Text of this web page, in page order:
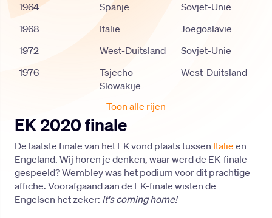
1964
Spanje
Sovjet-Unie
1968
Italië
Joegoslavië
1972
West-Duitsland
Sovjet-Unie
1976
Tsjecho-
Slowakije
West-Duitsland
Toon alle rijen
EK 2020 finale
De laatste finale van het EK vond plaats tussen Italië en
Engeland. Wij horen je denken, waar werd de EK-finale
gespeeld? Wembley was het podium voor dit prachtige
affiche. Voorafgaand aan de EK-finale wisten de
Engelsen het zeker: It's coming home!